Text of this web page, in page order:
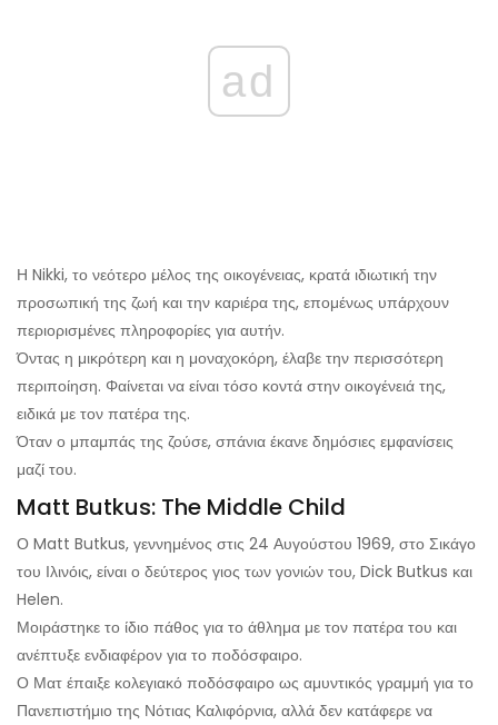
ad
Η Nikki, το νεότερο μέλος της οικογένειας, κρατά ιδιωτική την
προσωπική της ζωή και την καριέρα της, επομένως υπάρχουν
περιορισμένες πληροφορίες για αυτήν.
Όντας η μικρότερη και η μοναχοκόρη, έλαβε την περισσότερη
περιποίηση. Φαίνεται να είναι τόσο κοντά στην οικογένειά της,
ειδικά με τον πατέρα της.
Όταν ο μπαμπάς της ζούσε, σπάνια έκανε δημόσιες εμφανίσεις
μαζί του.
Matt Butkus: The Middle Child
Ο Matt Butkus, γεννημένος στις 24 Αυγούστου 1969, στο Σικάγο
του Ιλινόις, είναι ο δεύτερος γιος των γονιών του, Dick Butkus και
Helen.
Μοιράστηκε το ίδιο πάθος για το άθλημα με τον πατέρα του και
ανέπτυξε ενδιαφέρον για το ποδόσφαιρο.
Ο Ματ έπαιξε κολεγιακό ποδόσφαιρο ως αμυντικός γραμμή για το
Πανεπιστήμιο της Νότιας Καλιφόρνια, αλλά δεν κατάφερε να